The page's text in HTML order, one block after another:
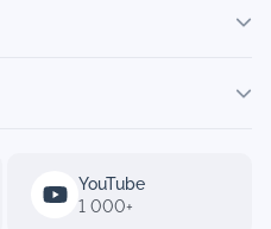
YouTube
1 000+